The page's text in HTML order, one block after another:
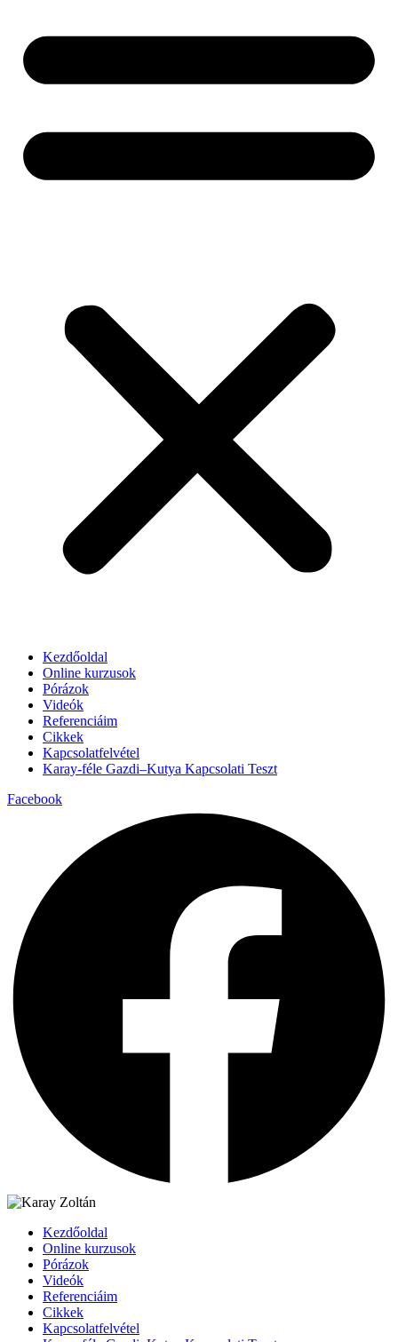
Kezdőoldal
Online kurzusok
Pórázok
Videók
Referenciáim
Cikkek
Kapcsolatfelvétel
Karay-féle Gazdi–Kutya Kapcsolati Teszt
Facebook
Kezdőoldal
Online kurzusok
Pórázok
Videók
Referenciáim
Cikkek
Kapcsolatfelvétel